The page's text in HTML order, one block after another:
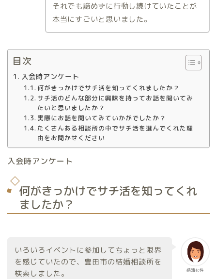
それでも諦めずに行動し続けていたことが
本当にすごいと思いました。
目次
入会時アンケート
何がきっかけでサチ活を知ってくれましたか？
サチ活のどんな部分に興味を持ってお話を聞いてみ
たいと思いましたか？
実際にお話を聞いてみていかがでしたか？
たくさんある相談所の中でサチ活を選んでくれた理
由をお聞かせください
入会時アンケート
何がきっかけでサチ活を知ってくれ
ましたか？
婚活女性
いろいろイベントに参加してちょっと限界
を感じていたので、豊田市の結婚相談所を
検索しました。